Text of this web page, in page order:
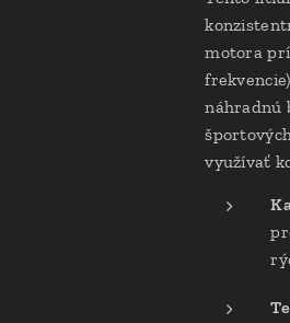
motora
náhradnú
využívať